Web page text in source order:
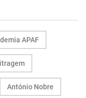
APAF
António Nobre